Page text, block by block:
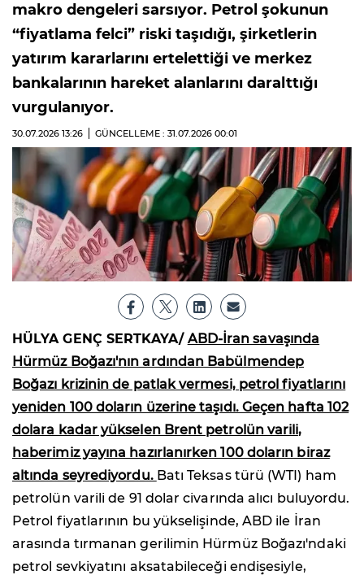
makro dengeleri sarsıyor. Petrol şokunun
“fiyatlama felci” riski taşıdığı, şirketlerin
yatırım kararlarını ertelettiği ve merkez
bankalarının hareket alanlarını daralttığı
vurgulanıyor.
30.07.2026 13:26 GÜNCELLEME : 31.07.2026 00:01
HÜLYA GENÇ SERTKAYA/ ABD-İran savaşında
Hürmüz Boğazı'nın ardından Babülmendep
Boğazı krizinin de patlak vermesi, petrol fiyatlarını
yeniden 100 doların üzerine taşıdı. Geçen hafta 102
dolara kadar yükselen Brent petrolün varili,
haberimiz yayına hazırlanırken 100 doların biraz
altında seyrediyordu. Batı Teksas türü (WTI) ham
petrolün varili de 91 dolar civarında alıcı buluyordu.
Petrol fiyatlarının bu yükselişinde, ABD ile İran
arasında tırmanan gerilimin Hürmüz Boğazı'ndaki
petrol sevkiyatını aksatabileceği endişesiyle,